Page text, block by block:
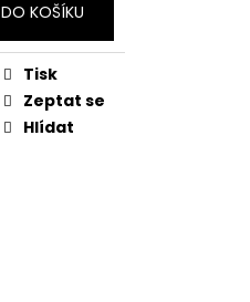
DO KOŠÍKU
Tisk
Zeptat se
Hlídat